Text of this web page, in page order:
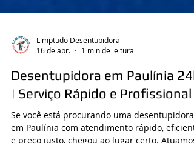
16 de abr.
1 min de leitura
Desentupidora em Paulínia 24h
| Serviço Rápido e Profissional